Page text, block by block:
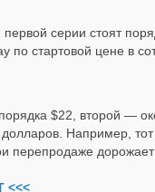
серии стоят
по стартовой цене в
$22, второй —
Например,
перепродаже
<<<